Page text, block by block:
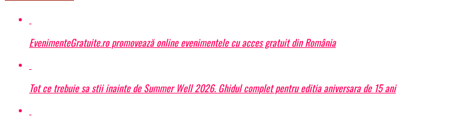
EvenimenteGratuite.ro promovează online evenimentele cu acces gratuit din România
Tot ce trebuie sa stii inainte de Summer Well 2026. Ghidul complet pentru editia aniversara de 15 ani